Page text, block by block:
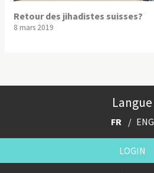
Retour des jihadistes suisses?
8 mars 2019
Langue
FR ENG
LOGIN